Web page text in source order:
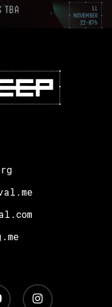
instagram